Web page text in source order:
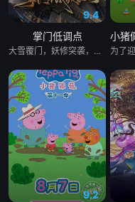
9.4
掌门低调点
大雪覆门，妖修突袭，屠尽墨门，少年路朝歌痛失至亲，绝境之中觉醒绑定逆天系统，靠水系启灵死里逃生，立誓肃清世间妖邪。十年蛰伏苦修，他困于初境寸步难行，一朝契机重启系统，携妹妹路冬梨下山寻灵草破境。途中巧破异兽难题，逆天引九道天道敕令启灵，连破五重境界，还直面剑宗天骄邀战，昔日废柴掌门，自此强势逆袭。
9.2